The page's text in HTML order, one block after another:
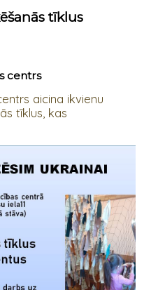
tīklus
centrs
aicina ikvienu
tīklus, kas